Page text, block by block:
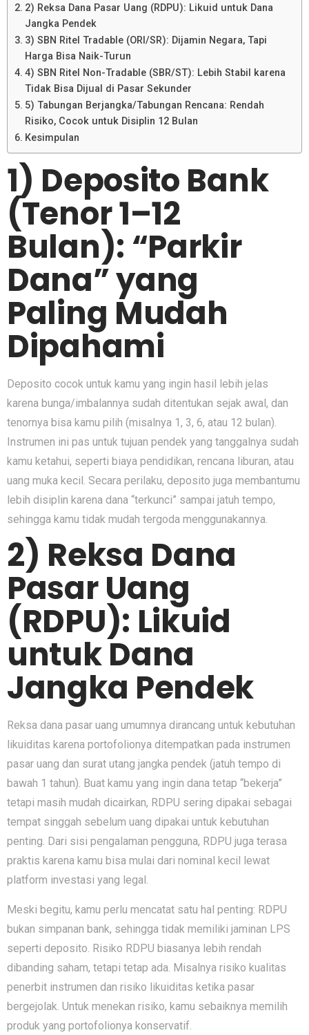
2) Reksa Dana Pasar Uang (RDPU): Likuid untuk Dana
Jangka Pendek
3) SBN Ritel Tradable (ORI/SR): Dijamin Negara, Tapi
Harga Bisa Naik-Turun
4) SBN Ritel Non-Tradable (SBR/ST): Lebih Stabil karena
Tidak Bisa Dijual di Pasar Sekunder
5) Tabungan Berjangka/Tabungan Rencana: Rendah
Risiko, Cocok untuk Disiplin 12 Bulan
Kesimpulan
1) Deposito Bank
(Tenor 1–12
Bulan): “Parkir
Dana” yang
Paling Mudah
Dipahami
Deposito cocok untuk kamu yang ingin hasil lebih jelas
karena bunga/imbalannya sudah ditentukan sejak awal, dan
tenornya bisa kamu pilih (misalnya 1, 3, 6, atau 12 bulan).
Instrumen ini pas untuk tujuan pendek yang tanggalnya sudah
kamu ketahui, seperti biaya pendidikan, rencana liburan, atau
uang muka kecil. Secara perilaku, deposito juga membantumu
lebih disiplin karena dana “terkunci” sampai jatuh tempo,
sehingga kamu tidak mudah tergoda menggunakannya.
2) Reksa Dana
Pasar Uang
(RDPU): Likuid
untuk Dana
Jangka Pendek
Reksa dana pasar uang umumnya dirancang untuk kebutuhan
likuiditas karena portofolionya ditempatkan pada instrumen
pasar uang dan surat utang jangka pendek (jatuh tempo di
bawah 1 tahun). Buat kamu yang ingin dana tetap “bekerja”
tetapi masih mudah dicairkan, RDPU sering dipakai sebagai
tempat singgah sebelum uang dipakai untuk kebutuhan
penting. Dari sisi pengalaman pengguna, RDPU juga terasa
praktis karena kamu bisa mulai dari nominal kecil lewat
platform investasi yang legal.
Meski begitu, kamu perlu mencatat satu hal penting: RDPU
bukan simpanan bank, sehingga tidak memiliki jaminan LPS
seperti deposito. Risiko RDPU biasanya lebih rendah
dibanding saham, tetapi tetap ada. Misalnya risiko kualitas
penerbit instrumen dan risiko likuiditas ketika pasar
bergejolak. Untuk menekan risiko, kamu sebaiknya memilih
produk yang portofolionya konservatif.